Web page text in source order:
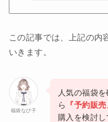
この記事では、上記の内
いきます。
福袋なび子
人気の福袋
ら
『予約販売
購入を検討